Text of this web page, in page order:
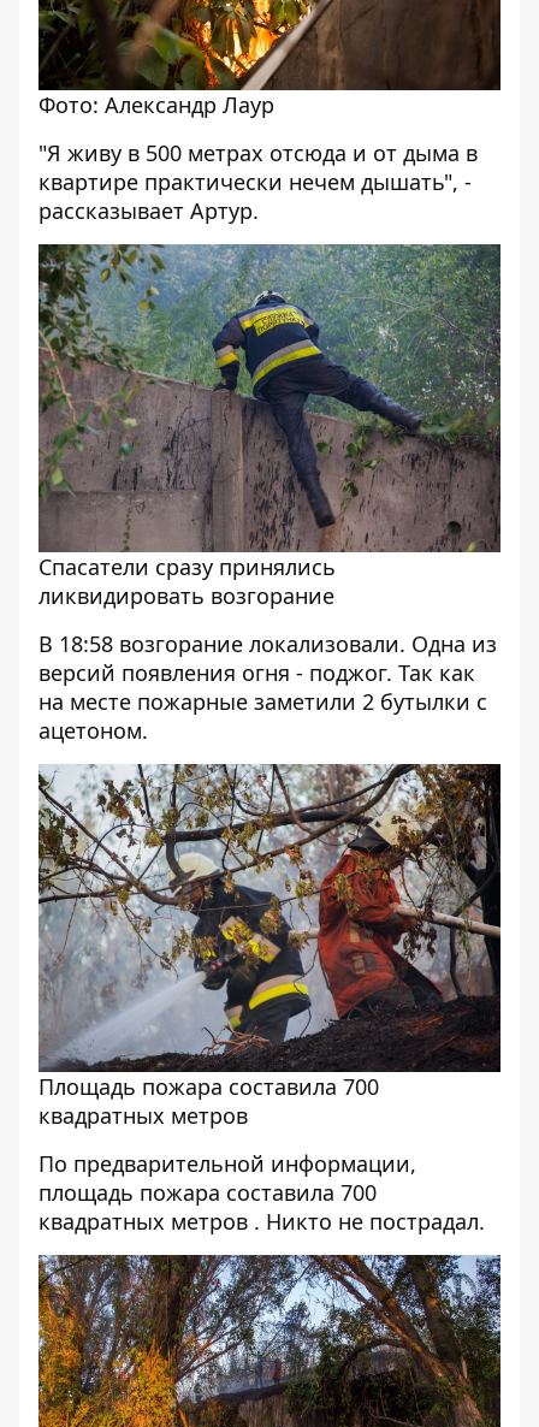
Фото: Александр Лаур
"Я живу в 500 метрах отсюда и от дыма в
квартире практически нечем дышать", -
рассказывает Артур.
Спасатели сразу принялись
ликвидировать возгорание
В 18:58 возгорание локализовали. Одна из
версий появления огня - поджог. Так как
на месте пожарные заметили 2 бутылки с
ацетоном.
Площадь пожара составила 700
квадратных метров
По предварительной информации,
площадь пожара составила 700
квадратных метров . Никто не пострадал.